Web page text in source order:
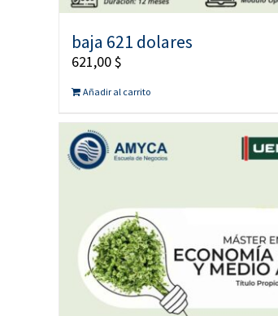
baja 621 dolares
621,00$
Añadir al carrito